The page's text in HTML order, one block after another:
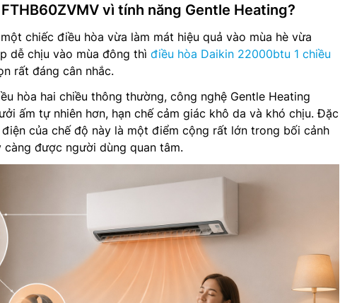
vì tính năng Gentle Heating?
chiếc điều hòa vừa làm mát hiệu quả vào mùa hè vừa
dễ chịu vào mùa đông thì điều hòa Daikin 22000btu 1 chiều
rất đáng cân nhắc.
hòa hai chiều thông thường, công nghệ Gentle Heating
ấm tự nhiên hơn, hạn chế cảm giác khô da và khó chịu. Đặc
của chế độ này là một điểm cộng rất lớn trong bối cảnh
được người dùng quan tâm.